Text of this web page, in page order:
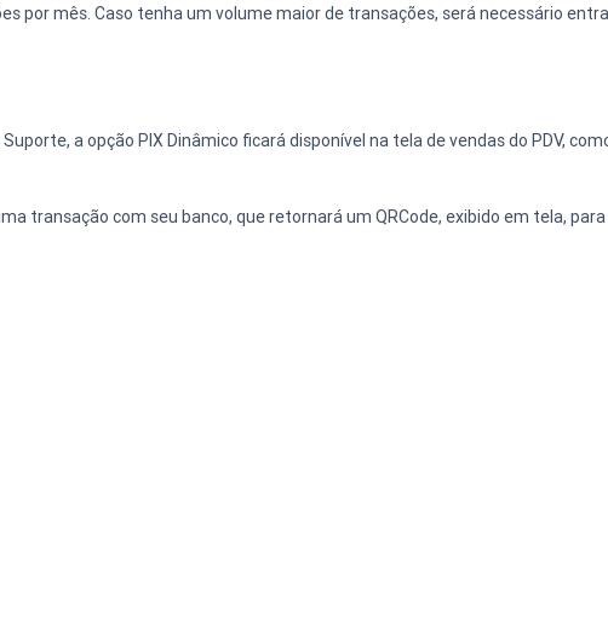
por mês. Caso tenha um volume maior de transações, será necessário
a opção PIX Dinâmico ficará disponível na tela de vendas do PDV,
transação com seu banco, que retornará um QRCode, exibido em tela,